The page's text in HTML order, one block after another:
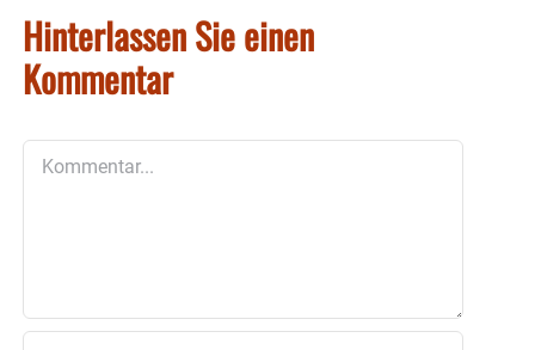
Hinterlassen Sie einen
Kommentar